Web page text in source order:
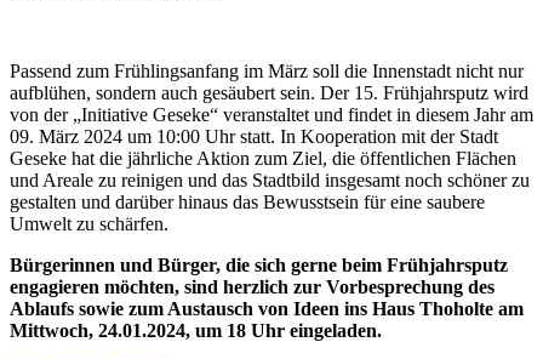
Passend zum Frühlingsanfang im März soll die Innenstadt nicht nur
aufblühen, sondern auch gesäubert sein. Der 15. Frühjahrsputz wird
von der „Initiative Geseke“ veranstaltet und findet in diesem Jahr am
09. März 2024 um 10:00 Uhr statt. In Kooperation mit der Stadt
Geseke hat die jährliche Aktion zum Ziel, die öffentlichen Flächen
und Areale zu reinigen und das Stadtbild insgesamt noch schöner zu
gestalten und darüber hinaus das Bewusstsein für eine saubere
Umwelt zu schärfen.
Bürgerinnen und Bürger, die sich gerne beim Frühjahrsputz
engagieren möchten, sind herzlich zur Vorbesprechung des
Ablaufs sowie zum Austausch von Ideen ins Haus Thoholte am
Mittwoch, 24.01.2024, um 18 Uhr eingeladen.